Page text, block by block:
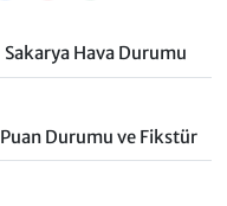
Sakarya Hava Durumu
Puan Durumu ve Fikstür